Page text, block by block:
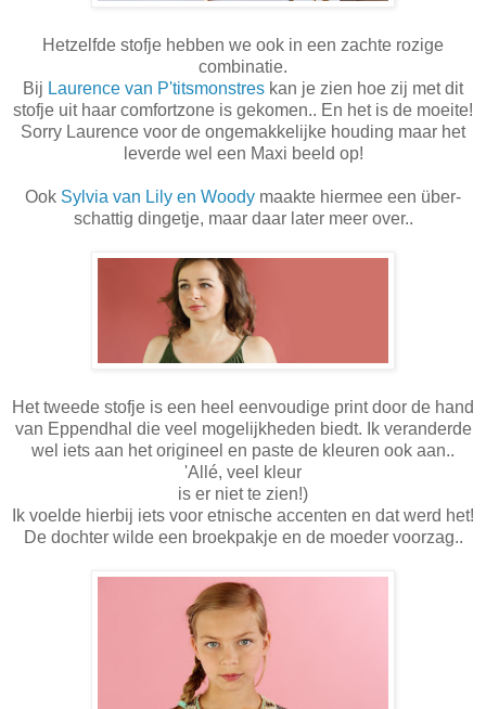
Hetzelfde stofje hebben we ook in een zachte rozige
combinatie.
Bij Laurence van P'titsmonstres kan je zien hoe zij met dit
stofje uit haar comfortzone is gekomen.. En het is de moeite!
Sorry Laurence voor de ongemakkelijke houding maar het
leverde wel een Maxi beeld op!
Ook Sylvia van Lily en Woody maakte hiermee een über-
schattig dingetje, maar daar later meer over..
Het tweede stofje is een heel eenvoudige print door de hand
van Eppendhal die veel mogelijkheden biedt. Ik veranderde
wel iets aan het origineel en paste de kleuren ook aan..
'Allé, veel kleur
is er niet te zien!)
Ik voelde hierbij iets voor etnische accenten en dat werd het!
De dochter wilde een broekpakje en de moeder voorzag..